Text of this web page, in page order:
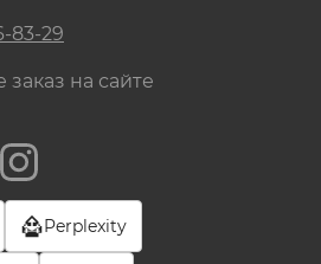
83-29
на сайте
Perplexity